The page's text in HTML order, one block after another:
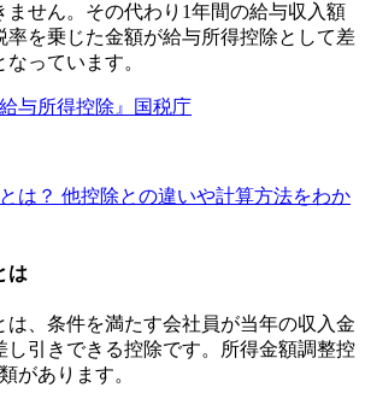
ません。その代わり1年間の給与収入額
率を乗じた金額が給与所得控除として差
っています。
与所得控除』国税庁
は？ 他控除との違いや計算方法をわか
は
は、条件を満たす会社員が当年の収入金
し引きできる控除です。所得金額調整控
があります。